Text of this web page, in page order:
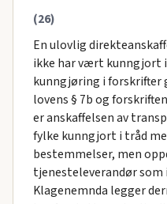
(26)
En ulovlig
ikke har vært kunngjort
kunngjøring i forskrifter
lovens § 7b og
er anskaffelsen av
fylke kunngjort i tråd
bestemmelser, men
tjenesteleverandør
Klagenemnda legger